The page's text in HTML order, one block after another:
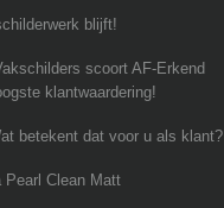
blijft!
scoort AF-Erkend
klantwaardering!
betekent dat voor u als klant?
Pearl Clean Matt